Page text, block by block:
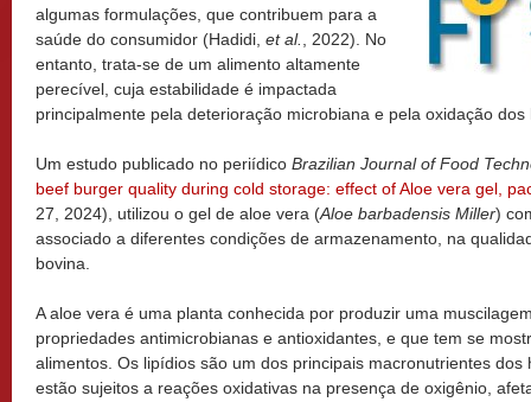
algumas formulações, que contribuem para a
saúde do consumidor (Hadidi, et al.
, 2022). No
entanto, trata-se de um alimento altamente
perecível, cuja estabilidade é impactada
principalmente pela deterioração microbiana e pela oxidação
Um estudo publicado no periídico Brazilian Journal of Food
beef burger quality during cold storage: effect of Aloe vera gel,
27, 2024), utilizou o gel de aloe vera (Aloe barbadensis Miller)
associado a diferentes condições de armazenamento, na
bovina.
A aloe vera é uma planta conhecida por produzir uma
propriedades antimicrobianas e antioxidantes, e que tem se
alimentos. Os lipídios são um dos principais macronutrientes
estão sujeitos a reações oxidativas na presença de oxigênio,